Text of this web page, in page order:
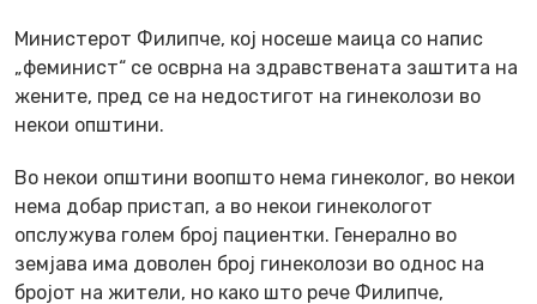
Министерот Филипче, кој носеше маица со напис
„феминист“ се осврна на здравствената заштита на
жените, пред се на недостигот на гинеколози во
некои општини.
Во некои општини воопшто нема гинеколог, во некои
нема добар пристап, а во некои гинекологот
опслужува голем број пациентки. Генерално во
земјава има доволен број гинеколози во однос на
бројот на жители, но како што рече Филипче,